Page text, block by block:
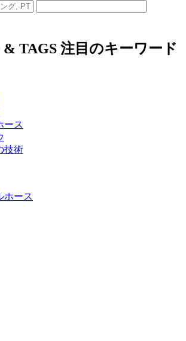
TAGS 注目のキーワード
ース
技術
ホース